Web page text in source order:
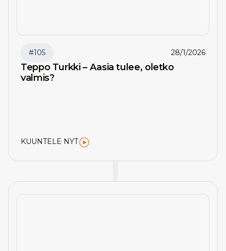
#105 28/1/2026
Teppo Turkki – Aasia tulee, oletko
valmis?
KUUNTELE NYT